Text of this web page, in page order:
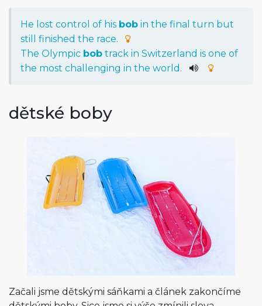
He lost control of his bob in the final turn but
still
finished the race.
The Olympic bob track in Switzerland is one of
the most challenging in the world .
dětské boby
Začali jsme dětskými sáňkami a článek zakončíme